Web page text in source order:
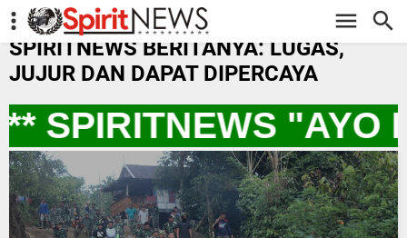
-->
SPIRITNEWS BERITANYA: LUGAS,
JUJUR DAN DAPAT DIPERCAYA
"AYO